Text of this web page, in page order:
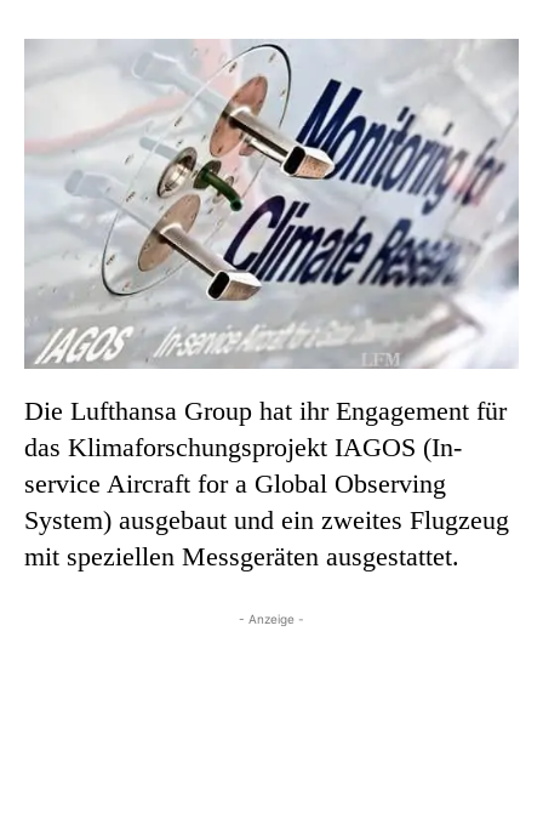
Die Lufthansa Group hat ihr Engagement für
das Klimaforschungsprojekt IAGOS (In-
service Aircraft for a Global Observing
System) ausgebaut und ein zweites Flugzeug
mit speziellen Messgeräten ausgestattet.
- Anzeige -